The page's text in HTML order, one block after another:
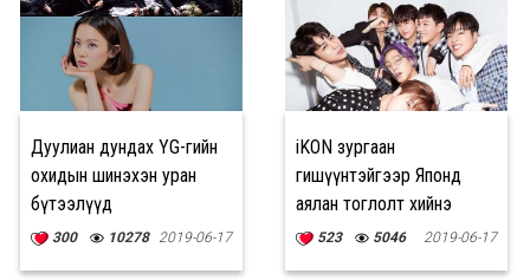
Дуулиан дундах YG-гийн
охидын шинэхэн уран
бүтээлүүд
300 10278 2019-06-17
iKON зургаан
гишүүнтэйгээр Японд
аялан тоглолт хийнэ
523 5046 2019-06-17